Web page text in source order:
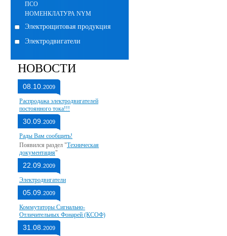
ПСО
НОМЕНКЛАТУРА NYM
Электрощитовая продукция
Электродвигатели
НОВОСТИ
08.10. 2009
Распродажа электродвигателей
постоянного тока!!!
30.09. 2009
Рады Вам сообщить!
Появился раздел "Техническая
документация"
22.09. 2009
Электродвигатели
05.09. 2009
Коммутаторы Сигнально-
Отличительных Фонарей (КСОФ)
31.08. 2009